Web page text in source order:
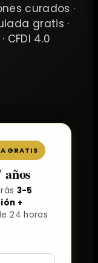
curados ·
gratis ·
4.0
GRATIS
3-5
+
24 horas